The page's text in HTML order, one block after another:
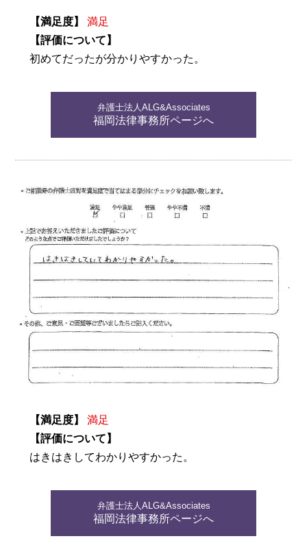
【満足度】
満足
【評価について】
初めてだったが分かりやすかった。
弁護士法人ALG&Associates
福岡法律事務所ページへ
【満足度】
満足
【評価について】
はきはきしてわかりやすかった。
弁護士法人ALG&Associates
福岡法律事務所ページへ